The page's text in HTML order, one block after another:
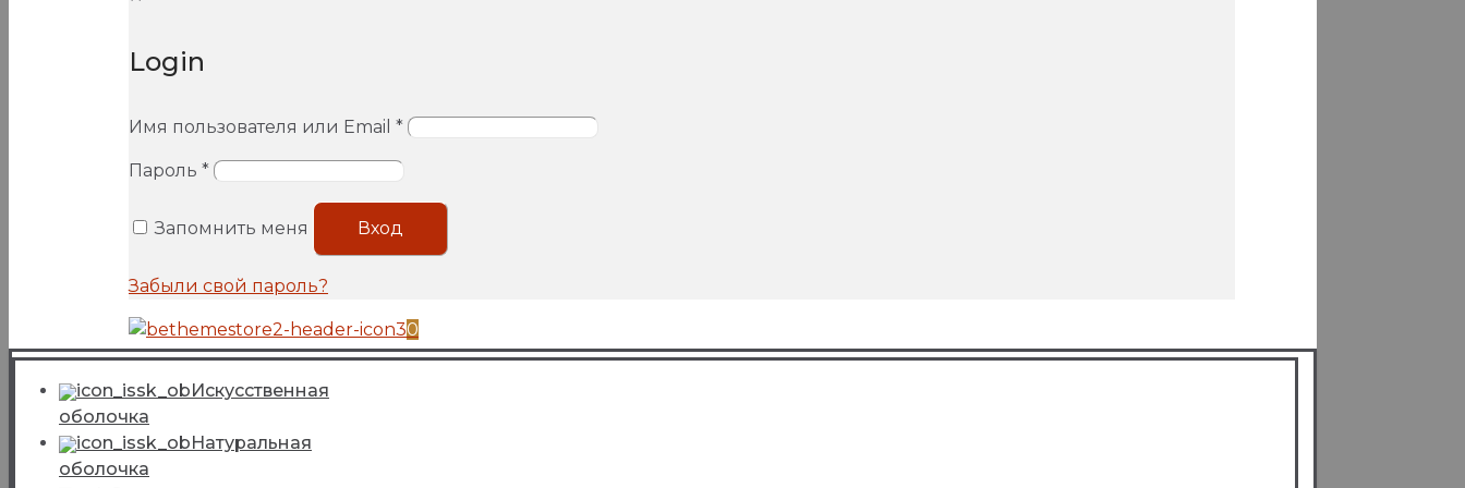
Login
Имя пользователя или Email *
Пароль *
Запомнить меня Вход
Забыли свой пароль?
0
Искусcтвенная
оболочка
Натуральная
оболочка